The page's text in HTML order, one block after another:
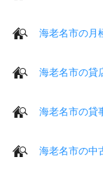
海老名市の月
海老名市の貸
海老名市の貸
海老名市の中